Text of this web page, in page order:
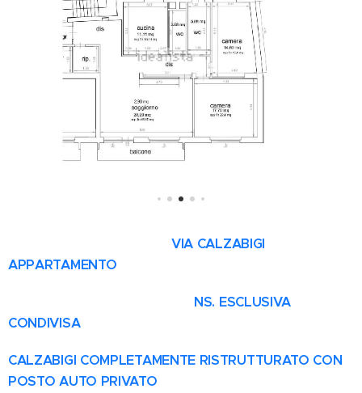
VIA CALZABIGI
APPARTAMENTO
NS. ESCLUSIVA
CONDIVISA
CALZABIGI COMPLETAMENTE RISTRUTTURATO CON
POSTO AUTO PRIVATO